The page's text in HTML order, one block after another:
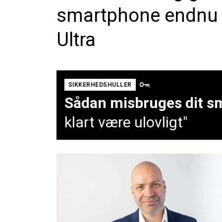
smartphone
Ultra
SIKKERHEDSHULLER
Sådan misbruges dit
klart være ulovligt"